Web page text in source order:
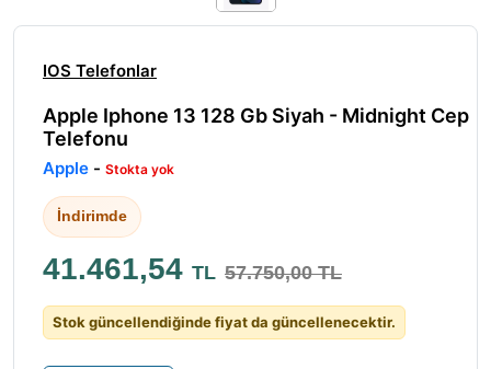
IOS Telefonlar
Apple Iphone 13 128 Gb Siyah - Midnight Cep
Telefonu
Apple - Stokta yok
İndirimde
41.461,54 TL 57.750,00 TL
Stok güncellendiğinde fiyat da güncellenecektir.